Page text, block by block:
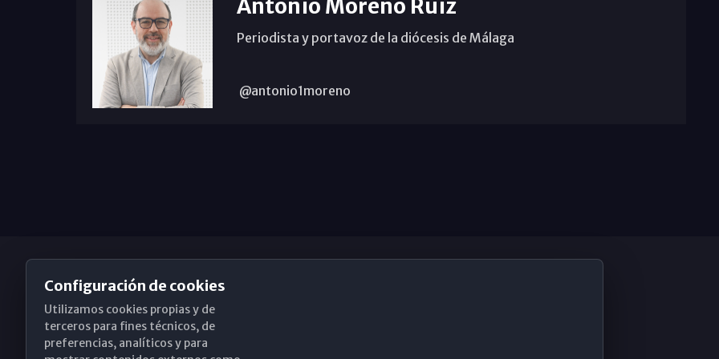
Antonio Moreno Ruiz
Periodista y portavoz de la diócesis de Málaga
@antonio1moreno
Obispado de Málaga
Configuración de cookies
Utilizamos cookies propias y de
terceros para fines técnicos, de
preferencias, analíticos y para